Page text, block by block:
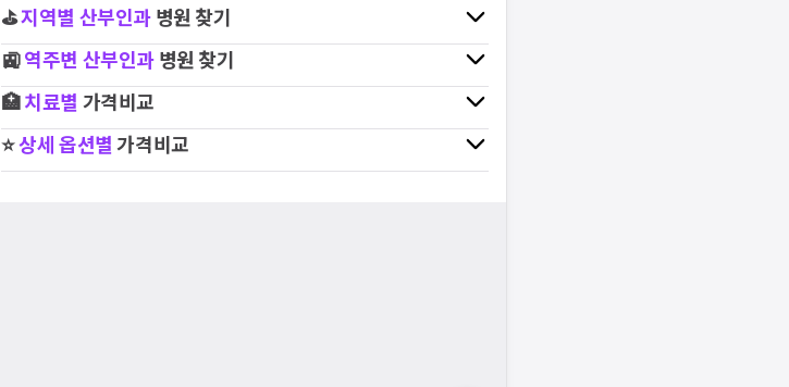
⛳지역별 산부인과병원 찾기
🚉역주변 산부인과병원 찾기
🏥치료별 가격비교
⭐상세 옵션별가격비교